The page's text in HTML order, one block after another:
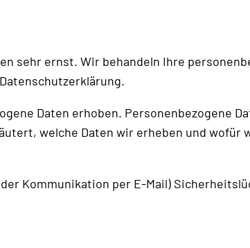
sehr ernst. Wir behandeln Ihre
Daten erhoben. Personenbezogene
welche Daten wir erheben und wofür
Kommunikation per E-Mail)